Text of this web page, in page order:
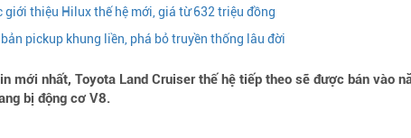
giới thiệu Hilux thế hệ mới, giá từ 632 triệu đồng
pickup khung liền, phá bỏ truyền thống lâu đời
mới nhất, Toyota Land Cruiser thế hệ tiếp theo sẽ được bán vào
bị động cơ V8.